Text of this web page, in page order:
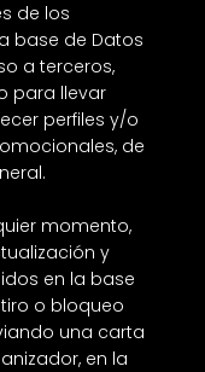
de los
base de Datos
a terceros,
para llevar
perfiles y/o
de
momento,
y
en la base
o bloqueo
una carta
en la